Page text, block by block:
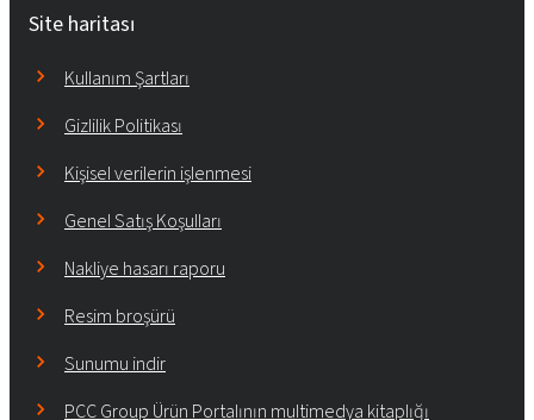
Site haritası
Kullanım Şartları
Gizlilik Politikası
Kişisel verilerin işlenmesi
Genel Satış Koşulları
Nakliye hasarı raporu
Resim broşürü
Sunumu indir
PCC Group Ürün Portalının multimedya kitaplığı